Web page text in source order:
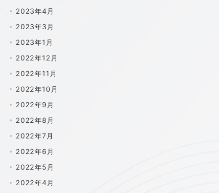
2023年4月
2023年3月
2023年1月
2022年12月
2022年11月
2022年10月
2022年9月
2022年8月
2022年7月
2022年6月
2022年5月
2022年4月